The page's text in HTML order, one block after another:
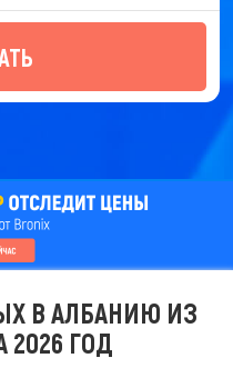
В АЛБАНИЮ ИЗ
2026 ГОД